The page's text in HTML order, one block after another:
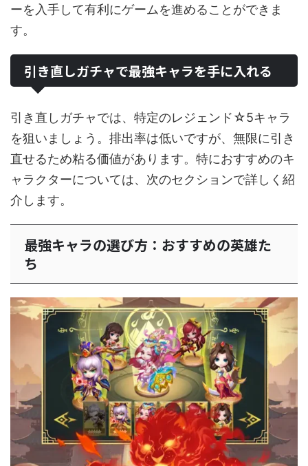
ーを入手して有利にゲームを進めることができま
す。
引き直しガチャで最強キャラを手に入れる
引き直しガチャでは、特定のレジェンド☆5キャラ
を狙いましょう。排出率は低いですが、無限に引き
直せるため粘る価値があります。特におすすめのキ
ャラクターについては、次のセクションで詳しく紹
介します。
最強キャラの選び方：おすすめの英雄た
ち